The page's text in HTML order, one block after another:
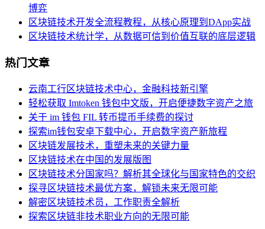
博弈
区块链技术开发全流程教程，从核心原理到DApp实战
区块链技术统计学，从数据可信到价值互联的底层逻辑
热门文章
云南工行区块链技术中心，金融科技新引擎
轻松获取 Imtoken 钱包中文版，开启便捷数字资产之旅
关于 im 钱包 FIL 转币提币手续费的探讨
探索im钱包安卓下载中心，开启数字资产新旅程
区块链发展技术，重塑未来的关键力量
区块链技术在中国的发展版图
区块链技术分国家吗？解析其全球化与国家特色的交织
探寻区块链技术最优方案，解锁未来无限可能
解密区块链技术员，工作职责全解析
探索区块链非技术职业方向的无限可能